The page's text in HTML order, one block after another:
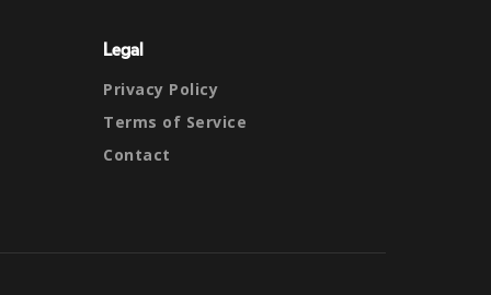
Legal
Privacy Policy
Terms of Service
Contact